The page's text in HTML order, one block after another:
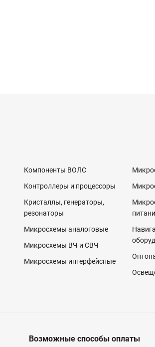
Компоненты ВОЛС
Контроллеры и процессоры
Кристаллы, генераторы,
резонаторы
Микросхемы аналоговые
Микросхемы ВЧ и СВЧ
Микросхемы интерфейсные
Возможные способы оплаты